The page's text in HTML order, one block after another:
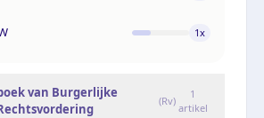
1x
van Burgerlijke
(Rv)
1
artikel